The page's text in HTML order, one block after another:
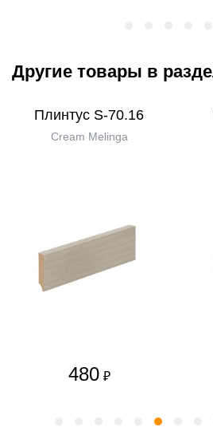
Другие товары в
Плинтус S-70.16
Cream Melinga
480 ₽